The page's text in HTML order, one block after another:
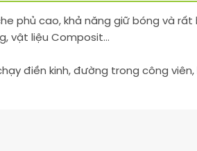
che phủ cao, khả năng giữ bóng và
vật liệu Composit…
điền kinh, đường trong công